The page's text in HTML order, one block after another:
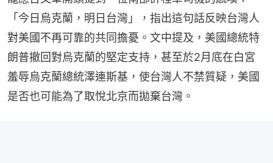
「今日烏克蘭，明日台灣」，指出這句話反映台灣人
對美國不再可靠的共同擔憂。文中提及，美國總統特
朗普撤回對烏克蘭的堅定支持，甚至於2月底在白宮
羞辱烏克蘭總統澤連斯基，使台灣人不禁質疑，美國
是否也可能為了取悅北京而拋棄台灣。